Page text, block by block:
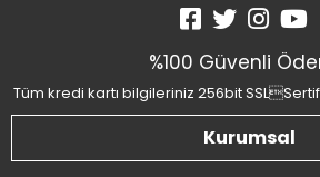
%100 Güvenli
Tüm kredi kartı bilgileriniz 256bit
Kurumsal